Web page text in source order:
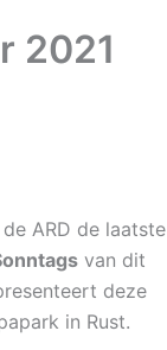
2021
ARD de laatste
van dit
deze
in Rust.